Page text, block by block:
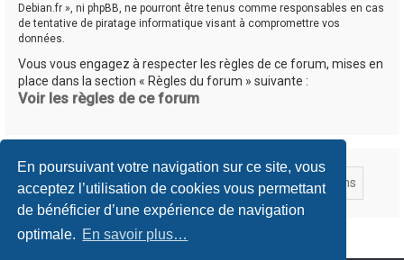
En poursuivant votre navigation sur ce site, vous
acceptez l’utilisation de cookies vous permettant
de bénéficier d’une expérience de navigation
optimale. En savoir plus…
Debian.fr », ni phpBB, ne pourront être tenus comme responsables en cas
de tentative de piratage informatique visant à compromettre vos
données.
Vous vous engagez à respecter les règles de ce forum, mises en
place dans la section « Règles du forum » suivante :
Voir les règles de ce forum